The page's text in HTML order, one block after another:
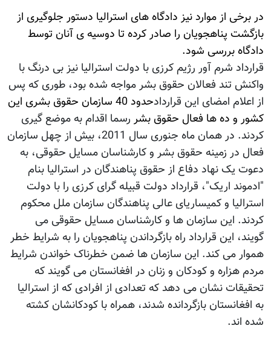
در برخی از موارد نیز دادگاه های استرالیا دستور جلوگیری از
بازگشت پناهجویان را صادر کرده تا دوسیه ی آنان توسط
دادگاه بررسی شود.
قرارداد شرم آور رژيم کرزی با دولت استرالیا نیز بی درنگ با
واکنش تند فعالان حقوق بشر مواجه شده بود، طوری که پس
از اعلام امضای این قرارداد
حدود 40 سازمان حقوق بشری این
کشور و ده ها فعال حقوق بشر رسما اقدام به موضع گیری
کردند. در همان ماه جنوری سال 2011، بیش از چهل سازمان
فعال در زمینه حقوق بشر و کارشناسان مسایل حقوقی، به
دعوت یک نهاد دفاع از حقوق پناهندگان در استرالیا بنام
"ادموند اریک"، قرارداد دولت قبیله گرای کرزی را با دولت
استرالیا و کمیساریای عالی پناهندگان سازمان ملل محکوم
کردند. این سازمان ها و کارشناسان مسایل حقوقی می
گویند، این قرارداد راه بازگرداندن پناهجویان را به شرایط خطر
هموار می کند. این سازمان ها ضمن خطرناک خواندن شرایط
مردم هزاره و کودکان و زنان در افغانستان می گویند که
تحقیقات نشان می دهد که تعدادی از افرادی که از استرالیا
به افغانستان بازگردانده شدند، همراه با کودکانشان کشته
شده اند.